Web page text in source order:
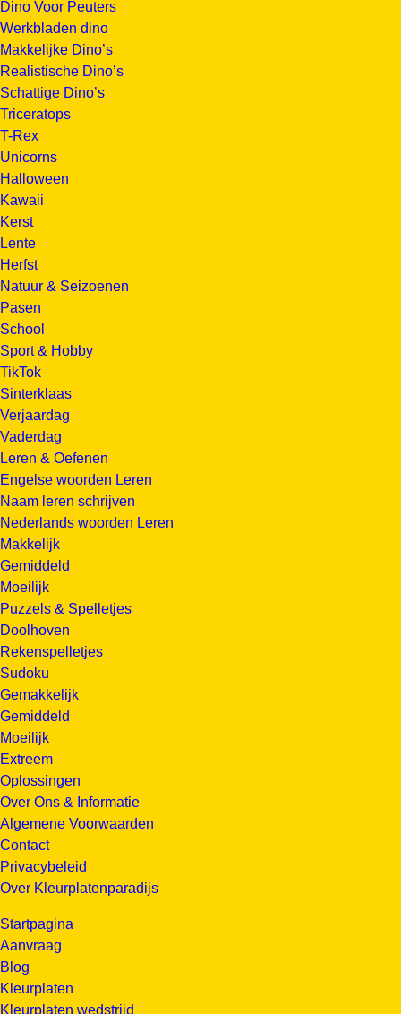
Dino Voor Peuters
Werkbladen dino
Makkelijke Dino’s
Realistische Dino’s
Schattige Dino’s
Triceratops
T-Rex
Unicorns
Halloween
Kawaii
Kerst
Lente
Herfst
Natuur & Seizoenen
Pasen
School
Sport & Hobby
TikTok
Sinterklaas
Verjaardag
Vaderdag
Leren & Oefenen
Engelse woorden Leren
Naam leren schrijven
Nederlands woorden Leren
Makkelijk
Gemiddeld
Moeilijk
Puzzels & Spelletjes
Doolhoven
Rekenspelletjes
Sudoku
Gemakkelijk
Gemiddeld
Moeilijk
Extreem
Oplossingen
Over Ons & Informatie
Algemene Voorwaarden
Contact
Privacybeleid
Over Kleurplatenparadijs
Startpagina
Aanvraag
Blog
Kleurplaten
Kleurplaten wedstrijd